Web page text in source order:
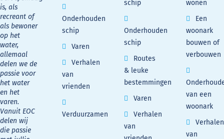
is, als
recreant of
als bewoner
op het
water,
allemaal
delen we de
passie voor
het water
en het
varen.
Vanuit EOC
delen wij
die passie
Onderhouden
schip
Varen
Verhalen
van
vrienden
Verduurzamen
schip
Onderhouden
schip
Routes
& leuke
bestemmingen
Varen
Verhalen
van
wonen
Een
woonark
bouwen of
verbouwen
van een
woonark
Verhalen
van